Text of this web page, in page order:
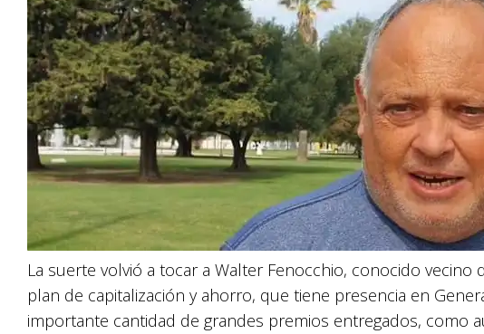
La suerte volvió a tocar a Walter Fenocchio, conocido vecino
plan de capitalización y ahorro, que tiene presencia en
importante cantidad de grandes premios entregados, como